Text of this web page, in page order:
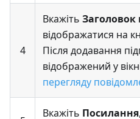
4
Вкажіть Заголовок
відображатися на
Після додавання
відображений у
перегляду
Вкажіть Посилання